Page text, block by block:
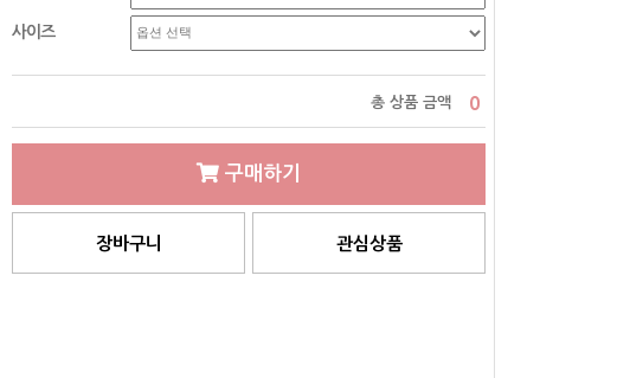
사이즈
총 상품 금액 0
구매하기
장바구니 관심상품